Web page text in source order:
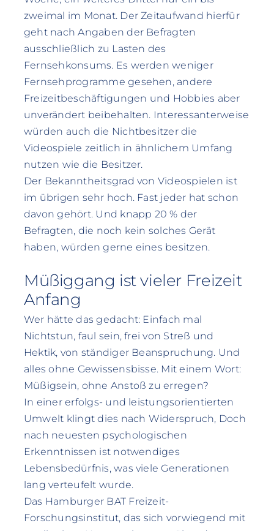
zweimal im Monat. Der Zeitaufwand hierfür
geht nach Angaben der Befragten
ausschließlich zu Lasten des
Fernsehkonsums. Es werden weniger
Fernsehprogramme gesehen, andere
Freizeitbeschäftigungen und Hobbies aber
unverändert beibehalten. Interessanterweise
würden auch die Nichtbesitzer die
Videospiele zeitlich in ähnlichem Umfang
nutzen wie die Besitzer.
Der Bekanntheitsgrad von Videospielen ist
im übrigen sehr hoch. Fast jeder hat schon
davon gehört. Und knapp 20 % der
Befragten, die noch kein solches Gerät
haben, würden gerne eines besitzen.
Müßiggang ist vieler Freizeit
Anfang
Wer hätte das gedacht: Einfach mal
Nichtstun, faul sein, frei von Streß und
Hektik, von ständiger Beanspruchung. Und
alles ohne Gewissensbisse. Mit einem Wort:
Müßigsein, ohne Anstoß zu erregen?
In einer erfolgs- und leistungsorientierten
Umwelt klingt dies nach Widerspruch, Doch
nach neuesten psychologischen
Erkenntnissen ist notwendiges
Lebensbedürfnis, was viele Generationen
lang verteufelt wurde.
Das Hamburger BAT Freizeit-
Forschungsinstitut, das sich vorwiegend mit